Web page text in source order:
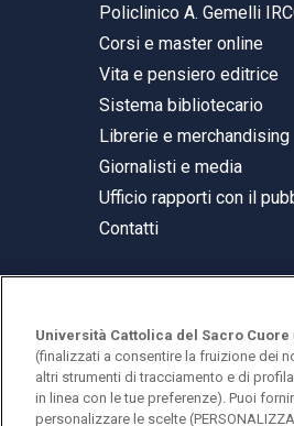
Policlinico A. Gemelli
Corsi e master online
Vita e pensiero editrice
Sistema bibliotecario
Librerie e merchandising
Giornalisti e media
Ufficio rapporti con il
Contatti
© Università Cattolica del
Largo A. Gemelli 1, 20123
PI 02133120150
Università Cattolica del Sacro Cuore
(finalizzati a consentire la fruizione dei
altri strumenti di tracciamento e di
in linea con le tue preferenze). Puoi
personalizzare le scelte